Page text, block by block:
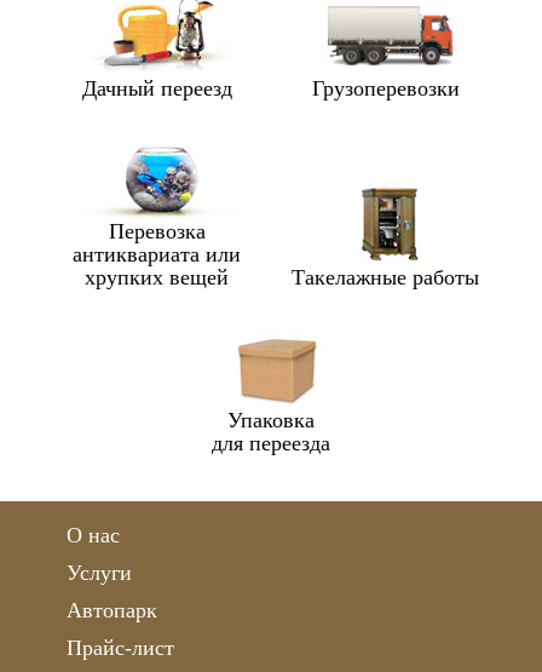
Дачный переезд Грузоперевозки
Перевозка
антиквариата или
хрупких вещей
Такелажные работы
Упаковка
для переезда
О нас
Услуги
Автопарк
Прайс-лист